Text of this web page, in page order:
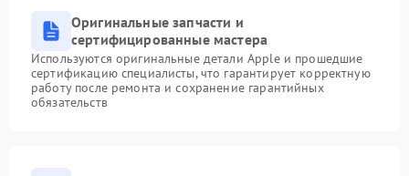
Оригинальные запчасти и
сертифицированные мастера
Используются оригинальные детали Apple и прошедшие
сертификацию специалисты, что гарантирует корректную
работу после ремонта и сохранение гарантийных
обязательств